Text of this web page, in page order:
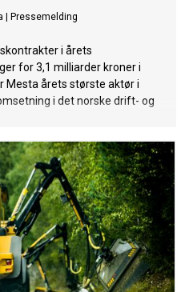
Pressemelding
i årets
for 3,1 milliarder kroner i
Mesta årets største aktør i
i det norske drift- og